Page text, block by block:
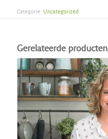
Categorie: Uncategorized
Gerelateerde producten